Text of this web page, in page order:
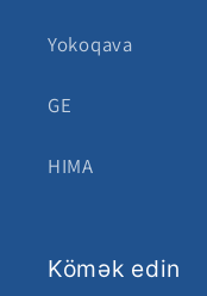
Yokoqava
GE
HIMA
Kömək edin